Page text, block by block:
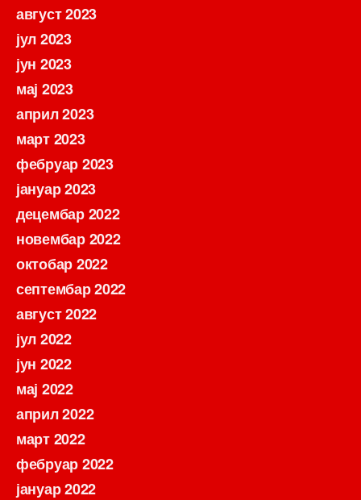
август 2023
јул 2023
јун 2023
мај 2023
април 2023
март 2023
фебруар 2023
јануар 2023
децембар 2022
новембар 2022
октобар 2022
септембар 2022
август 2022
јул 2022
јун 2022
мај 2022
април 2022
март 2022
фебруар 2022
јануар 2022